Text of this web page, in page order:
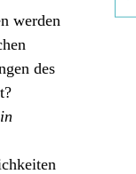
werden
des